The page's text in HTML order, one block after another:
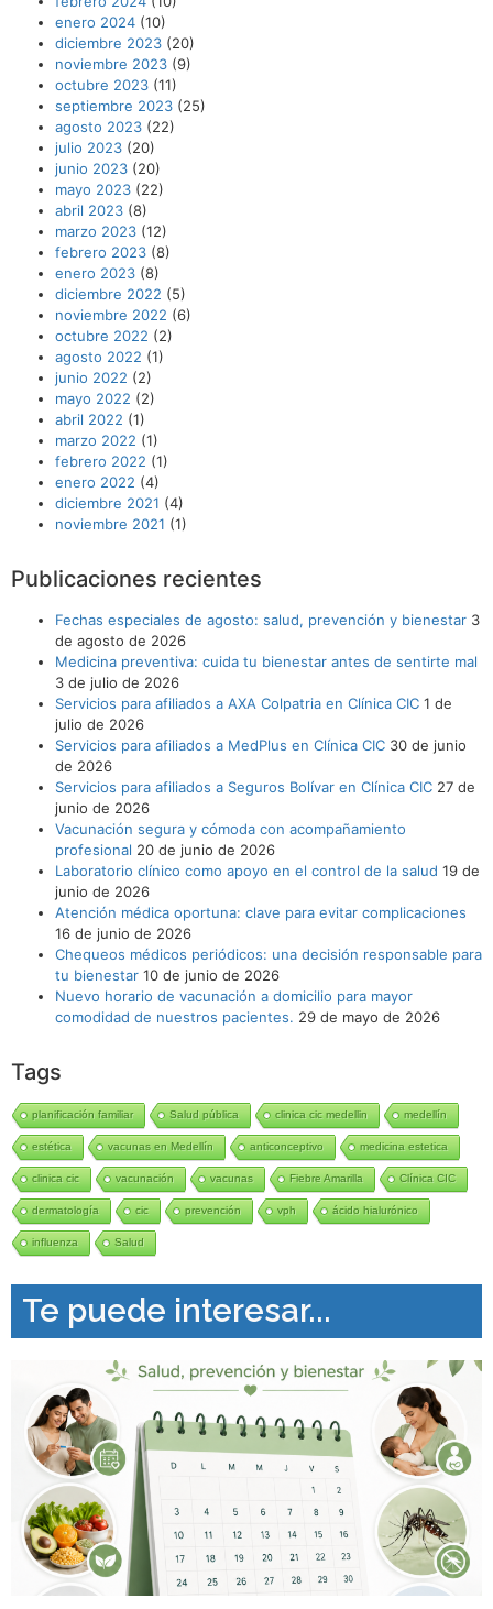
enero 2024 (10)
diciembre 2023 (20)
noviembre 2023 (9)
octubre 2023 (11)
septiembre 2023 (25)
agosto 2023 (22)
julio 2023 (20)
junio 2023 (20)
mayo 2023 (22)
abril 2023 (8)
marzo 2023 (12)
febrero 2023 (8)
enero 2023 (8)
diciembre 2022 (5)
noviembre 2022 (6)
octubre 2022 (2)
agosto 2022 (1)
junio 2022 (2)
mayo 2022 (2)
abril 2022 (1)
marzo 2022 (1)
febrero 2022 (1)
enero 2022 (4)
diciembre 2021 (4)
noviembre 2021 (1)
Publicaciones recientes
Fechas especiales de agosto: salud, prevención y bienestar 3
de agosto de 2026
Medicina preventiva: cuida tu bienestar antes de sentirte mal
3 de julio de 2026
Servicios para afiliados a AXA Colpatria en Clínica CIC 1 de
julio de 2026
Servicios para afiliados a MedPlus en Clínica CIC 30 de junio
de 2026
Servicios para afiliados a Seguros Bolívar en Clínica CIC 27 de
junio de 2026
Vacunación segura y cómoda con acompañamiento
profesional 20 de junio de 2026
Laboratorio clínico como apoyo en el control de la salud 19 de
junio de 2026
Atención médica oportuna: clave para evitar complicaciones
16 de junio de 2026
Chequeos médicos periódicos: una decisión responsable para
tu bienestar 10 de junio de 2026
Nuevo horario de vacunación a domicilio para mayor
comodidad de nuestros pacientes. 29 de mayo de 2026
Tags
planificación familiar Salud pública clinica cic medellin medellín
estética vacunas en Medellín anticonceptivo medicina estetica
clinica cic vacunación vacunas Fiebre Amarilla Clínica CIC
dermatología cic prevención vph ácido hialurónico
influenza Salud
Te puede interesar...